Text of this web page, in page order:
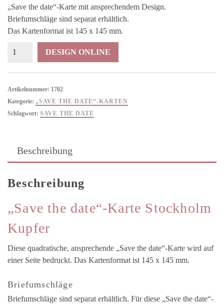
„Save the date“-Karte mit ansprechendem Design.
Briefumschläge sind separat erhältlich.
Das Kartenformat ist 145 x 145 mm.
„Save
Kupfer
Menge
DESIGN ONLINE
Artikelnummer: 1702
Kategorie: „SAVE THE DATE“-KARTEN
Schlagwort: SAVE THE DATE
Beschreibung
Beschreibung
„Save the date“-Karte Stockholm
Kupfer
Diese quadratische, ansprechende „Save the date“-Karte wird auf
einer Seite bedruckt. Das Kartenformat ist 145 x 145 mm.
Briefumschläge
Briefumschläge sind separat erhältlich. Für diese „Save the date“-